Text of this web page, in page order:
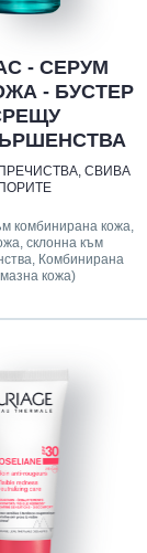
- СЕРУМ
- БУСТЕР
СВИВА
ПОРИТЕ
комбинирана кожа,
склонна към
Комбинирана
кожа)